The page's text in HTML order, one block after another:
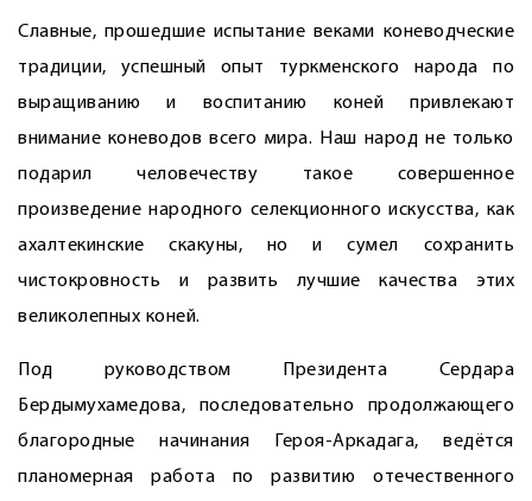
Славные, прошедшие испытание веками коневодческие
традиции, успешный опыт туркменского народа по
выращиванию и воспитанию коней привлекают
внимание коневодов всего мира. Наш народ не только
подарил человечеству такое совершенное
произведение народного селекционного искусства, как
ахалтекинские скакуны, но и сумел сохранить
чистокровность и развить лучшие качества этих
великолепных коней.
Под руководством Президента Сердара
Бердымухамедова, последовательно продолжающего
благородные начинания ­Героя-Аркадага, ведётся
планомерная работа по развитию отечественного